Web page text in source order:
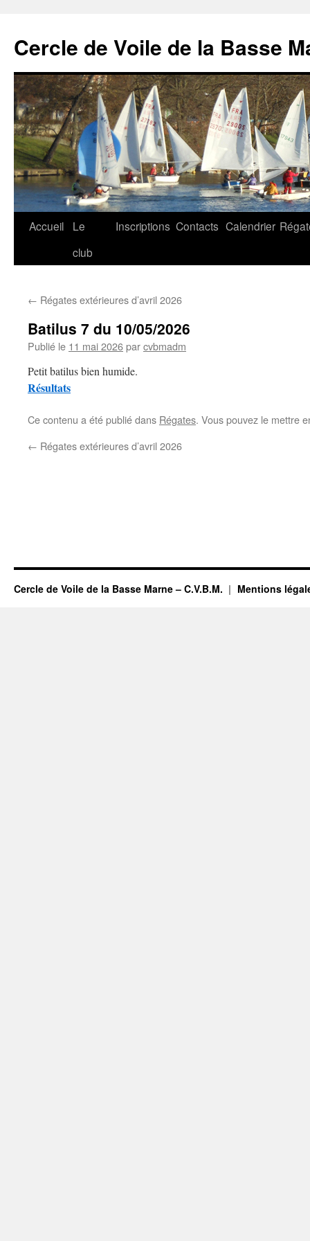
Cercle de Voile de la Basse
Aller
Accueil
Le
club
Inscriptions Contacts Calendrier
← Régates extérieures d’avril 2026
Batilus 7 du 10/05/2026
Publié le 11 mai 2026parcvbmadm
Petit batilus bien humide.
Résultats
Ce contenu a été publié dans Régates. Vous pouvez le mettre
← Régates extérieures d’avril 2026
Cercle de Voile de la Basse Marne – C.V.B.M. Mentions